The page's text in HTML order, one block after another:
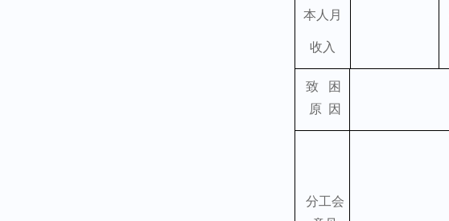
本人月
收入
致
困
原
因
分工会